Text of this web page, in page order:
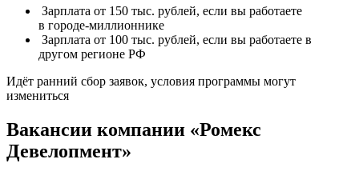
Зарплата от 150 тыс. рублей, если вы работаете
в городе-миллионнике
Зарплата от 100 тыс. рублей, если вы работаете в
другом регионе РФ
Идёт ранний сбор заявок, условия программы могут
измениться
Вакансии компании «Ромекс
Девелопмент»